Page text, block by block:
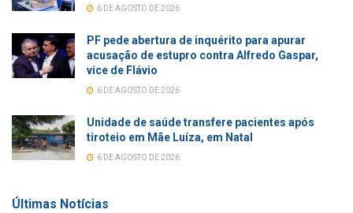
6 DE AGOSTO DE 2026
PF pede abertura de inquérito para apurar
acusação de estupro contra Alfredo Gaspar,
vice de Flávio
6 DE AGOSTO DE 2026
Unidade de saúde transfere pacientes após
tiroteio em Mãe Luíza, em Natal
6 DE AGOSTO DE 2026
Últimas Notícias